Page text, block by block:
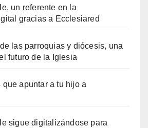
un referente en la
gracias a Ecclesiared
las parroquias y diócesis, una
futuro de la Iglesia
apuntar a tu hijo a
sigue digitalizándose para